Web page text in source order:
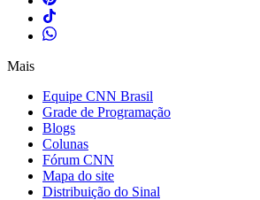
Mais
Equipe CNN Brasil
Grade de Programação
Blogs
Colunas
Fórum CNN
Mapa do site
Distribuição do Sinal